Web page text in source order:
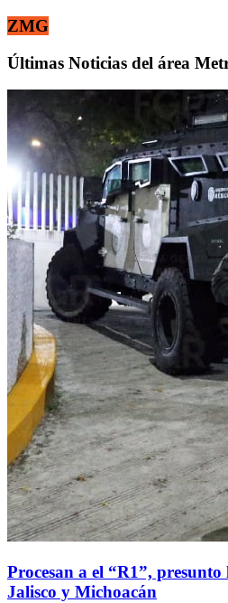
ZMG
Últimas Noticias del área
Procesan a el “R1”,
Jalisco y Michoacán